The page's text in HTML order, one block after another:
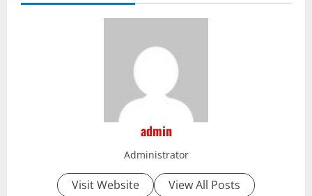
admin
Administrator
Visit Website View All Posts